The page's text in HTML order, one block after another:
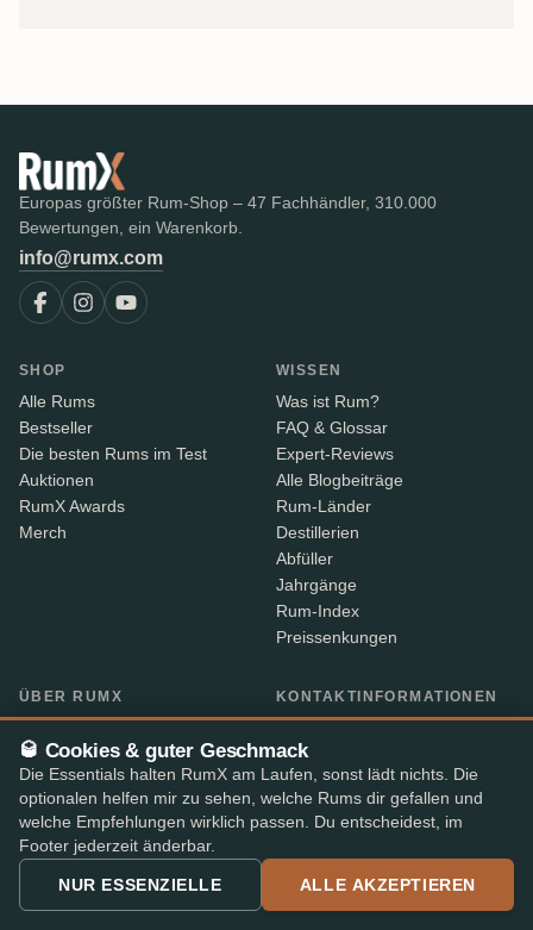
Europas größter Rum-Shop – 47 Fachhändler, 310.000
Bewertungen, ein Warenkorb.
info@rumx.com
SHOP
Alle Rums
Bestseller
Die besten Rums im Test
Auktionen
RumX Awards
Merch
WISSEN
Was ist Rum?
FAQ & Glossar
Expert-Reviews
Alle Blogbeiträge
Rum-Länder
Destillerien
Abfüller
Jahrgänge
Rum-Index
Preissenkungen
ÜBER RUMX
Methodik & Daten
App-Funktionen
B2B
Embed-Widget
RX+
KONTAKTINFORMATIONEN
Teile dein Feedback
Kontaktinformationen
🥃 Cookies & guter Geschmack
Die Essentials halten RumX am Laufen, sonst lädt nichts. Die
optionalen helfen mir zu sehen, welche Rums dir gefallen und
welche Empfehlungen wirklich passen. Du entscheidest, im
Footer jederzeit änderbar.
NUR ESSENZIELLE ALLE AKZEPTIEREN